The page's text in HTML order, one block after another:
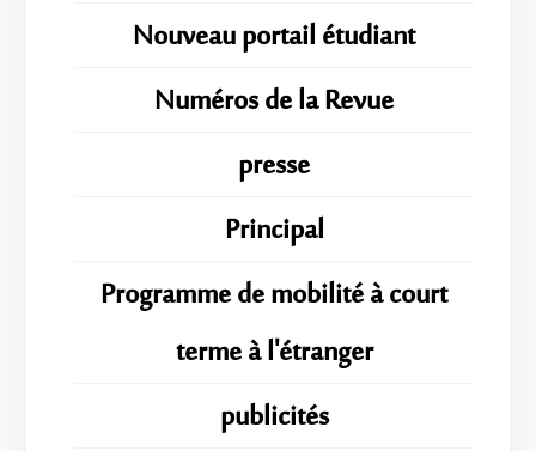
Nouveau portail étudiant
Numéros de la Revue
presse
Principal
Programme de mobilité à court
terme à l'étranger
publicités